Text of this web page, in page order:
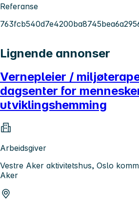
Referanse
Lignende annonser
Vernepleier /
dagsenter for
utviklingshemming
Arbeidsgiver
Vestre Aker aktivitetshus, Oslo
Aker